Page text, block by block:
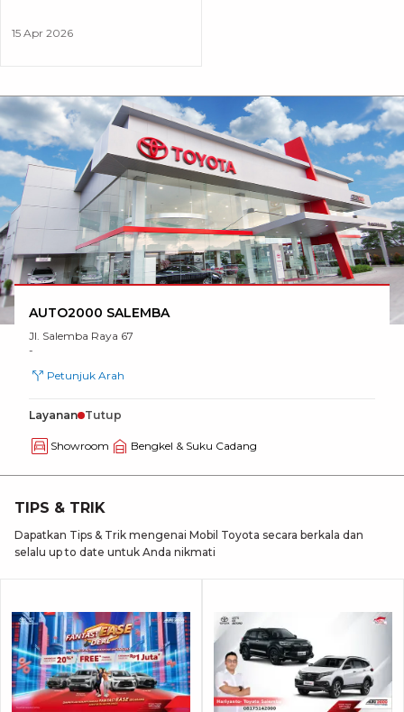
15 Apr 2026
AUTO2000 SALEMBA
Jl. Salemba Raya 67
-
Petunjuk Arah
Layanan Tutup
Showroom Bengkel & Suku Cadang
TIPS & TRIK
Dapatkan Tips & Trik mengenai Mobil Toyota secara berkala dan
selalu up to date untuk Anda nikmati